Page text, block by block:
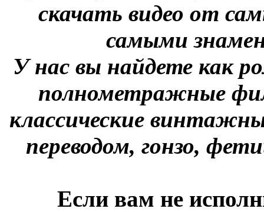
скачать видео от
самыми
У нас вы найдете как
полнометражные
классические
переводом, гонзо,
Если вам не